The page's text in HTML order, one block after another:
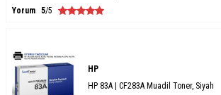
Yorum 5/5
HP
HP 83A | CF283A Muadil Toner, Siyah